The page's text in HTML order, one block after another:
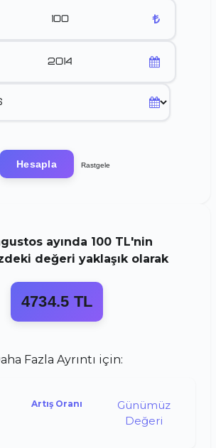
Hesapla Rastgele
ayında 100 TL'nin
değeri yaklaşık olarak
4734.5 TL
Fazla Ayrıntı için:
Artış Oranı
Günümüz
Değeri